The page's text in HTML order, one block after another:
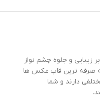
زیبایی و جلوه چشم نواز
صرفه ترین قاب عکس ها
طرح مشابه اما ابعاد مختلفی دارند و شما